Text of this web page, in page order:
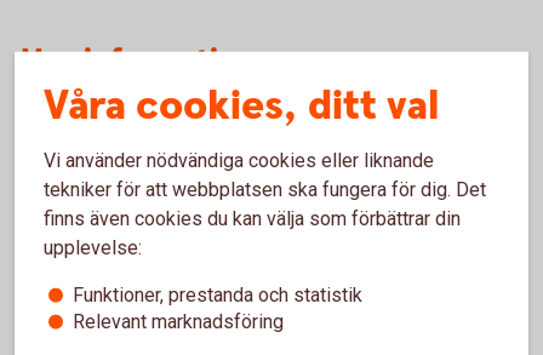
Mer information
Vill du veta mer kontaktar du Swedbank / Sparbankernas
Våra cookies, ditt val
Vi använder nödvändiga cookies eller liknande
tekniker för att webbplatsen ska fungera för dig. Det
finns även cookies du kan välja som förbättrar din
upplevelse:
Funktioner, prestanda och statistik
Relevant marknadsföring